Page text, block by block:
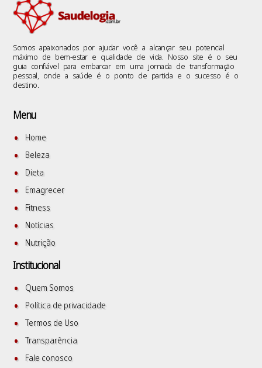
Somos apaixonados por ajudar você a alcançar seu potencial
máximo de bem-estar e qualidade de vida. Nosso site é o seu
guia confiável para embarcar em uma jornada de transformação
pessoal, onde a saúde é o ponto de partida e o sucesso é o
destino.
Menu
Home
Beleza
Dieta
Emagrecer
Fitness
Notícias
Nutrição
Institucional
Quem Somos
Política de privacidade
Termos de Uso
Transparência
Fale conosco